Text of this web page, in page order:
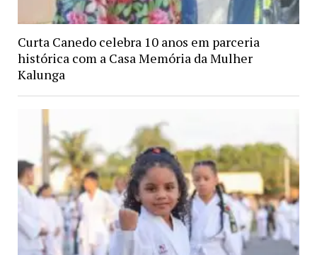
Curta Canedo celebra 10 anos em parceria
histórica com a Casa Memória da Mulher
Kalunga